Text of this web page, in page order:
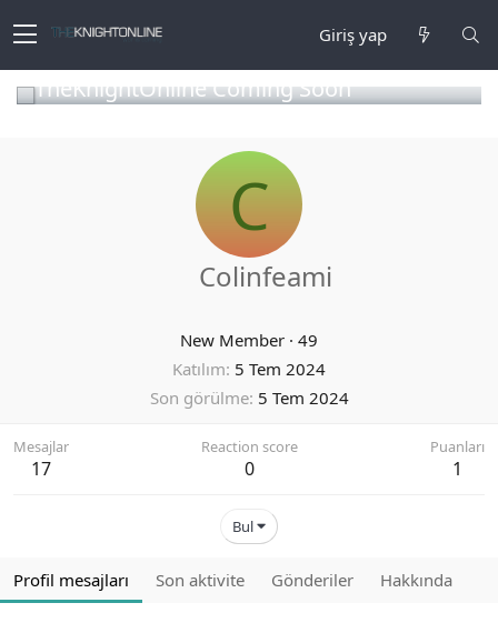
Giriş yap
TheKnightOnline Coming Soon
C
Colinfeami
New Member · 49
Katılım 5 Tem 2024
Son görülme 5 Tem 2024
Mesajlar
17
Reaction score
0
Puanları
1
Bul
Profil mesajları Son aktivite Gönderiler Hakkında